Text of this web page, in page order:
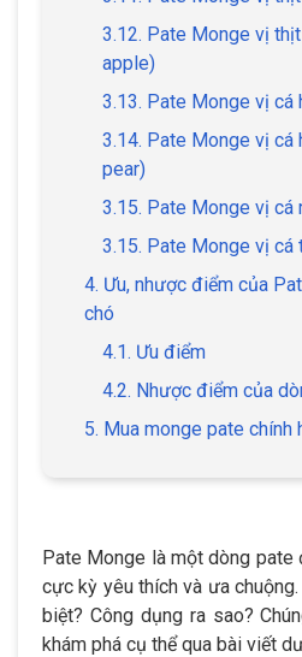
3.12. Pate Monge vị
apple)
3.13. Pate Monge vị cá
3.14. Pate Monge vị cá
pear)
3.15. Pate Monge vị cá
3.15. Pate Monge vị cá
4. Ưu, nhược điểm của
chó
4.1. Ưu điểm
4.2. Nhược điểm của
5. Mua monge pate chính
Pate Monge là một dòng pate
cực kỳ yêu thích và ưa
biệt? Công dụng ra sao?
khám phá cụ thể qua bài viết